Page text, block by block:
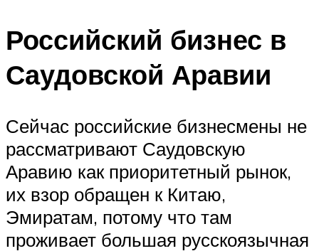
Российский бизнес в
Саудовской Аравии
Сейчас российские бизнесмены не
рассматривают Саудовскую
Аравию как приоритетный рынок,
их взор обращен к Китаю,
Эмиратам, потому что там
проживает большая русскоязычная